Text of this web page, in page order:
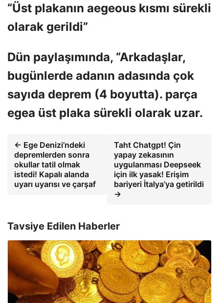
“Üst plakanın aegeous kısmı sürekli
olarak gerildi”
Dün paylaşımında, “Arkadaşlar,
bugünlerde adanın adasında çok
sayıda deprem (4 boyutta). parça
egea üst plaka sürekli olarak uzar.
← Ege Denizi’ndeki
depremlerden sonra
okullar tatil olmak
istedi! Kapalı alanda
uyarı uyarısı ve çarşaf
Taht Chatgpt! Çin
yapay zekasının
uygulanması Deepseek
için ilk yasak! Erişim
bariyeri İtalya’ya getirildi
→
Tavsiye Edilen Haberler